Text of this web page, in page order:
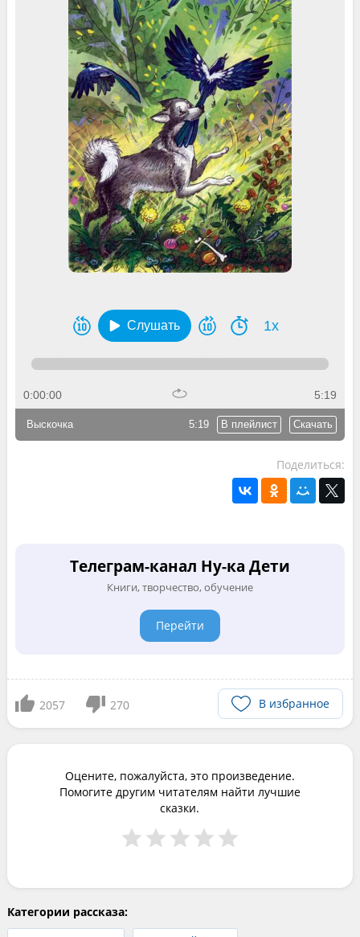
Слушать 1x
0:00:00 5:19
5:19 В плейлист Скачать
Выскочка
Поделиться:
Телеграм-канал Ну-ка Дети
Книги, творчество, обучение
Перейти
2057 270 В избранное
Оцените, пожалуйста, это произведение.
Помогите другим читателям найти лучшие
сказки.
Категории рассказа: